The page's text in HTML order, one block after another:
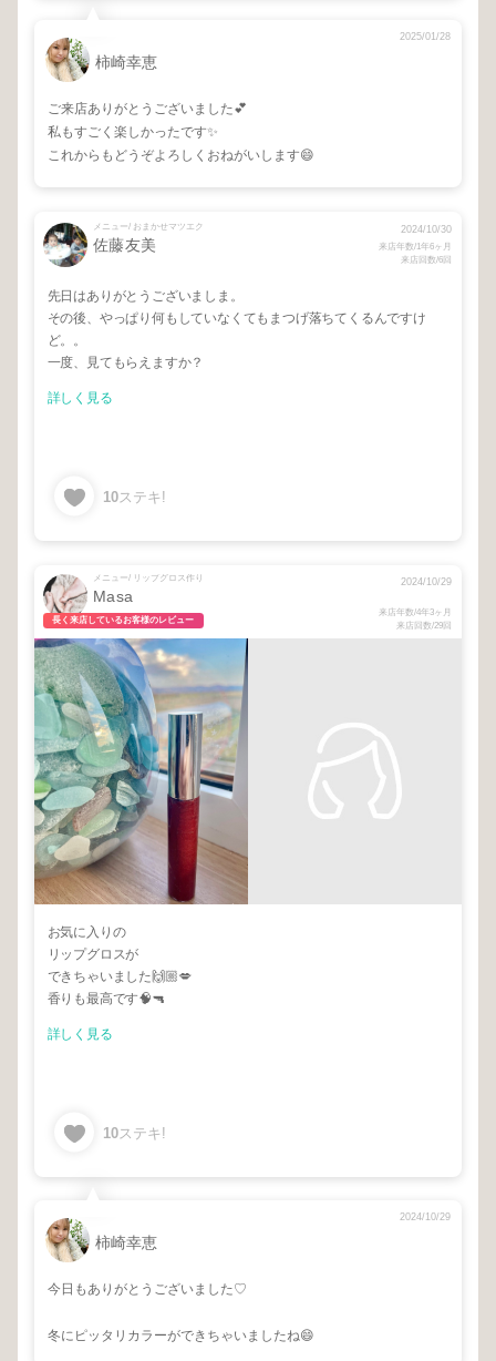
柿崎幸恵
2025/01/28
ご来店ありがとうございました💕
私もすごく楽しかったです✨
これからもどうぞよろしくおねがいします😄
メニュー/ おまかせマツエク
佐藤友美
2024/10/30
来店年数/1年6ヶ月
来店回数/6回
先日はありがとうございましま。
その後、やっぱり何もしていなくてもまつげ落ちてくるんですけ
ど。。
一度、見てもらえますか？
詳しく見る
10ステキ!
メニュー/ リップグロス作り
Masa
長く来店しているお客様のレビュー
2024/10/29
来店年数/4年3ヶ月
来店回数/29回
お気に入りの
リップグロスが
できちゃいました🙌🏼💋
香りも最高です🧠🔫
詳しく見る
10ステキ!
柿崎幸恵
2024/10/29
今日もありがとうございました♡
冬にピッタリカラーができちゃいましたね😄